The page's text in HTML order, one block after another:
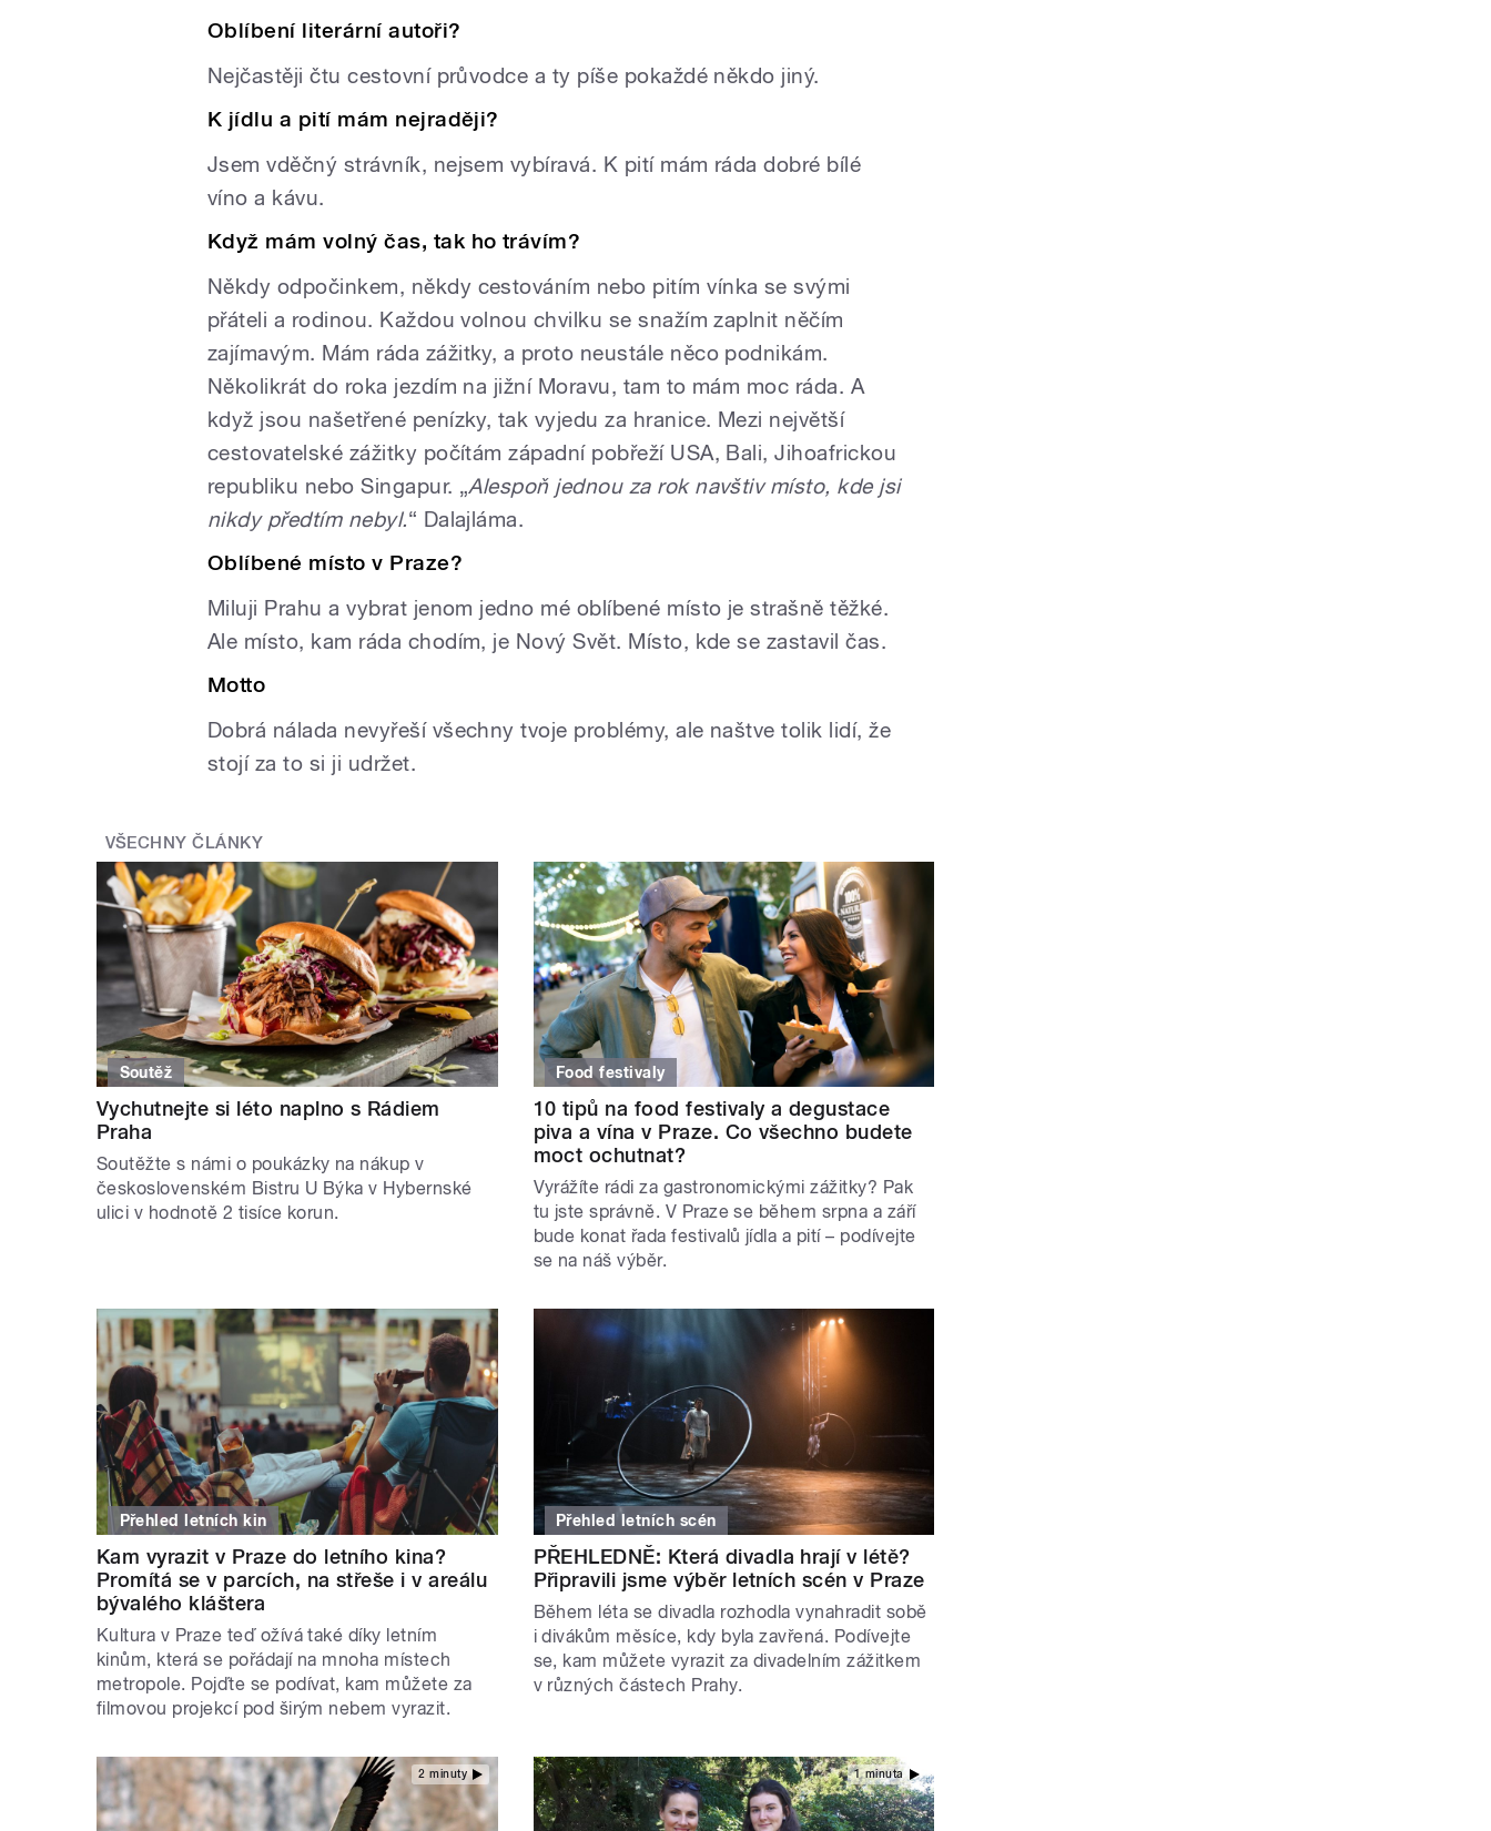
Oblíbení literární autoři?
Nejčastěji čtu cestovní průvodce a ty píše pokaždé někdo jiný.
K jídlu a pití mám nejraději?
Jsem vděčný strávník, nejsem vybíravá. K pití mám ráda dobré bílé
víno a kávu.
Když mám volný čas, tak ho trávím?
Někdy odpočinkem, někdy cestováním nebo pitím vínka se svými
přáteli a rodinou. Každou volnou chvilku se snažím zaplnit něčím
zajímavým. Mám ráda zážitky, a proto neustále něco podnikám.
Několikrát do roka jezdím na jižní Moravu, tam to mám moc ráda. A
když jsou našetřené penízky, tak vyjedu za hranice. Mezi největší
cestovatelské zážitky počítám západní pobřeží USA, Bali, Jihoafrickou
republiku nebo Singapur. „Alespoň jednou za rok navštiv místo, kde jsi
nikdy předtím nebyl.“ Dalajláma.
Oblíbené místo v Praze?
Miluji Prahu a vybrat jenom jedno mé oblíbené místo je strašně těžké.
Ale místo, kam ráda chodím, je Nový Svět. Místo, kde se zastavil čas.
Motto
Dobrá nálada nevyřeší všechny tvoje problémy, ale naštve tolik lidí, že
stojí za to si ji udržet.
VŠECHNY ČLÁNKY
Soutěž
Vychutnejte si léto naplno s Rádiem
Praha
Soutěžte s námi o poukázky na nákup v
československém Bistru U Býka v Hybernské
ulici v hodnotě 2 tisíce korun.
Food festivaly
10 tipů na food festivaly a degustace
piva a vína v Praze. Co všechno budete
moct ochutnat?
Vyrážíte rádi za gastronomickými zážitky? Pak
tu jste správně. V Praze se během srpna a září
bude konat řada festivalů jídla a pití – podívejte
se na náš výběr.
Přehled letních kin
Kam vyrazit v Praze do letního kina?
Promítá se v parcích, na střeše i v areálu
bývalého kláštera
Kultura v Praze teď ožívá také díky letním
kinům, která se pořádají na mnoha místech
metropole. Pojďte se podívat, kam můžete za
filmovou projekcí pod širým nebem vyrazit.
Přehled letních scén
PŘEHLEDNĚ: Která divadla hrají v létě?
Připravili jsme výběr letních scén v Praze
Během léta se divadla rozhodla vynahradit sobě
i divákům měsíce, kdy byla zavřená. Podívejte
se, kam můžete vyrazit za divadelním zážitkem
v různých částech Prahy.
2 minuty 1 minuta